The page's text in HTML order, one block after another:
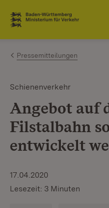
Zum Inhalt springen
Link zur Startseite
Pressemitteilungen
Schienenverkehr
Angebot auf
Filstalbahn
entwickelt
17.04.2020
Lesezeit: 3 Minuten